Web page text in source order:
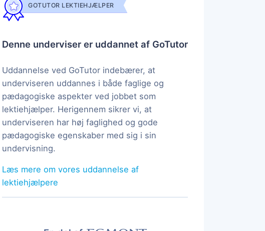
GOTUTOR LEKTIEHJÆLPER
Denne underviser er uddannet af GoTutor
Uddannelse ved GoTutor indebærer, at
underviseren uddannes i både faglige og
pædagogiske aspekter ved jobbet som
lektiehjælper. Herigennem sikrer vi, at
underviseren har høj faglighed og gode
pædagogiske egenskaber med sig i sin
undervisning.
Læs mere om vores uddannelse af
lektiehjælpere